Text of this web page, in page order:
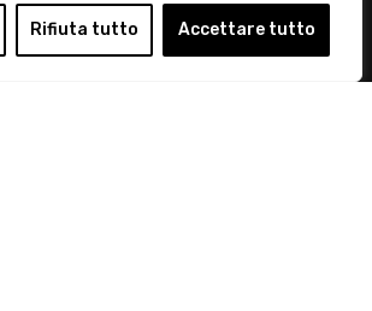
Rifiuta tutto Accettare tutto